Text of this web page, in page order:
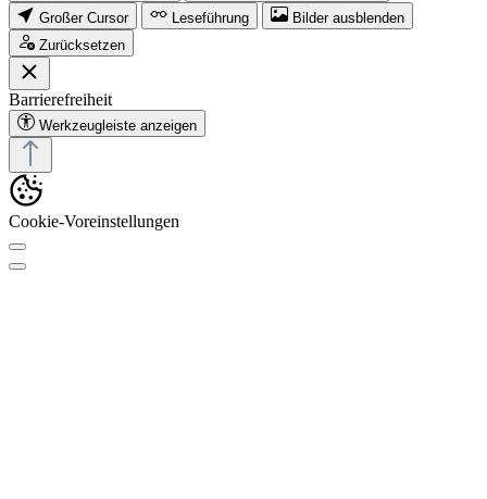
Großer Cursor
Leseführung
Bilder ausblenden
Zurücksetzen
Barrierefreiheit
Werkzeugleiste anzeigen
Cookie-Voreinstellungen